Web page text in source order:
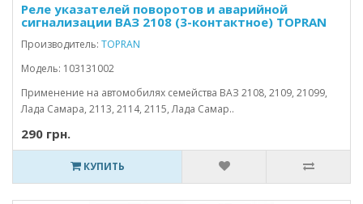
Реле указателей поворотов и аварийной
сигнализации ВАЗ 2108 (3-контактное) TOPRAN
Производитель: TOPRAN
Модель: 103131002
Применение на автомобилях семейства ВАЗ 2108, 2109, 21099,
Лада Самара, 2113, 2114, 2115, Лада Самар..
290 грн.
КУПИТЬ